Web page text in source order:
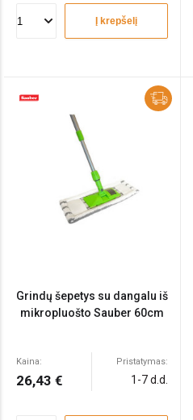
Į krepšelį
Grindų šepetys su dangalu iš
mikropluošto Sauber 60cm
Kaina:
26,43 €
Pristatymas:
1-7 d.d.